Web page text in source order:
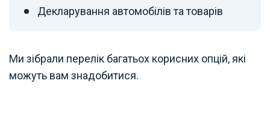
Декларування автомобілів та товарів
Ми зібрали перелік багатьох корисних опцій, які
можуть вам знадобитися.